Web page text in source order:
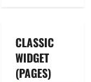
CLASSIC
WIDGET
(PAGES)